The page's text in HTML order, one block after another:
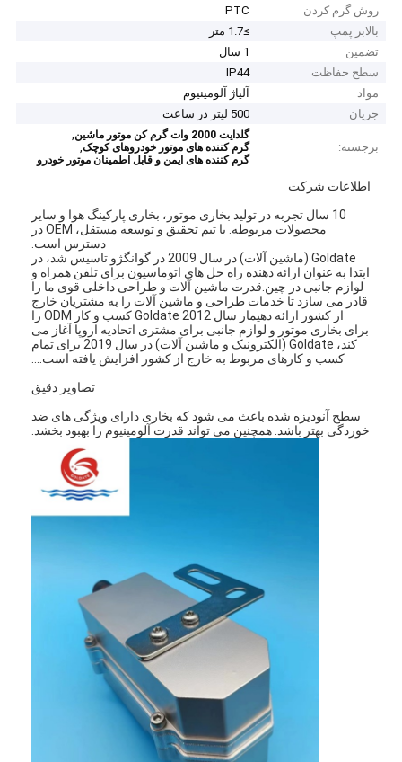
روش گرم کردن
PTC
بالابر پمپ
≥1.7 متر
تضمین
1 سال
سطح حفاظت
IP44
مواد
آلیاژ آلومینیوم
جریان
500 لیتر در ساعت
برجسته:
گلدایت 2000 وات گرم کن موتور ماشین ,
گرم کننده های موتور خودروهای کوچک,
گرم کننده های ایمن و قابل اطمینان موتور خودرو
اطلاعات شرکت
10 سال تجربه در تولید بخاری موتور، بخاری پارکینگ هوا و سایر
محصولات مربوطه. با تیم تحقیق و توسعه مستقل، OEM در
دسترس است.
Goldate (ماشین آلات) در سال 2009 در گوانگژو تاسیس شد، در
ابتدا به عنوان ارائه دهنده راه حل های اتوماسیون برای تلفن همراه و
لوازم جانبی در چین.قدرت ماشین آلات و طراحی داخلی قوی ما را
قادر می سازد تا خدمات طراحی و ماشین آلات را به مشتریان خارج
از کشور ارائه دهیماز سال 2012 Goldate کسب و کار ODM را
برای بخاری موتور و لوازم جانبی برای مشتری اتحادیه اروپا آغاز می
کند، Goldate (الکترونیک و ماشین آلات) در سال 2019 برای تمام
کسب و کارهای مربوط به خارج از کشور افزایش یافته است....
تصاویر دقیق
سطح آنودیزه شده باعث می شود که بخاری دارای ویژگی های ضد
خوردگی بهتر باشد. همچنین می تواند قدرت آلومینیوم را بهبود بخشد.